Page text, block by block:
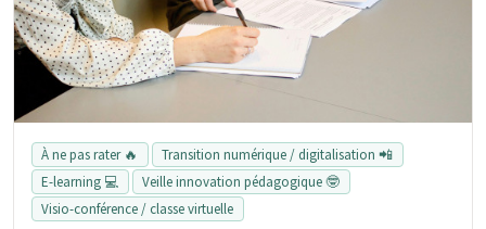
À ne pas rater 🔥
Transition numérique / digitalisation 📲
E-learning 💻
Veille innovation pédagogique 🤓
Visio-conférence / classe virtuelle